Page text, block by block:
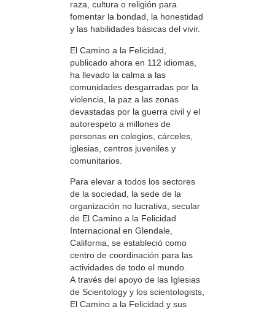
raza, cultura o religión para
fomentar la bondad, la honestidad
y las habilidades básicas del vivir.
El Camino a la Felicidad,
publicado ahora en 112 idiomas,
ha llevado la calma a las
comunidades desgarradas por la
violencia, la paz a las zonas
devastadas por la guerra civil y el
autorespeto a millones de
personas en colegios, cárceles,
iglesias, centros juveniles y
comunitarios.
Para elevar a todos los sectores
de la sociedad, la sede de la
organización no lucrativa, secular
de El Camino a la Felicidad
Internacional en Glendale,
California, se estableció como
centro de coordinación para las
actividades de todo el mundo.
A través del apoyo de las Iglesias
de Scientology y los scientologists,
El Camino a la Felicidad y sus